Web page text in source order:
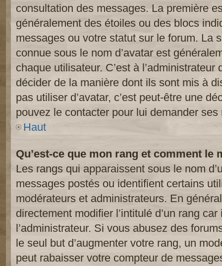
consultation des messages. La première
généralement des étoiles ou des blocs
messages ou votre statut sur le forum. La
connue sous le nom d’avatar est
chaque utilisateur. C’est à l’administrateur
décider de la manière dont ils sont mis à
pas utiliser d’avatar, c’est peut-être une
pouvez le contacter pour lui demander ses
Haut
Qu’est-ce que mon rang et comment le
Les rangs qui apparaissent sous le nom
messages postés ou identifient certains
modérateurs et administrateurs. En
directement modifier l’intitulé d’un rang
l’administrateur. Si vous abusez des
le seul but d’augmenter votre rang, un
peut rabaisser votre compteur de